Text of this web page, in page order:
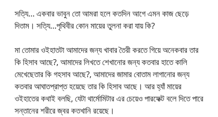
সত্যি… একবার ভাবুন তো আমরা হলে কতদিন আগে এমন কাজ ছেড়ে
দিতাম। সত্যি…পৃথিবীর কোন মায়ের তুলনা করা যায় কি?
মা তোমার ওইহাতটা আমাদের জন্য খাবার তৈরী করতে গিয়ে অনেকবার তার
কি হিসাব আছে?, আমাদের লিখতে শেখানোর জন্য কতবার হাতে কালি
মেখেছেতার কি গহসাব আছে?, আমাদের জামার বোতাম লাগানোর জন্য
কতবার আঘাতপ্রাপ্ত হয়েছে তার কি হিসাব আছে। আর হ্যাঁ মায়ের
ওইহাতের কথাই বলছি, যেটা থার্মোমিটার এর চেয়েও পারফেক্ট বলে দিতে পারে
সন্তানের শরীরে জ্বর কতখানি রয়েছে।